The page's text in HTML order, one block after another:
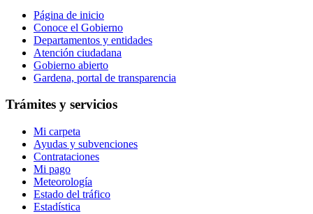
Página de inicio
Conoce el Gobierno
Departamentos y entidades
Atención ciudadana
Gobierno abierto
Gardena, portal de transparencia
Trámites y servicios
Mi carpeta
Ayudas y subvenciones
Contrataciones
Mi pago
Meteorología
Estado del tráfico
Estadística